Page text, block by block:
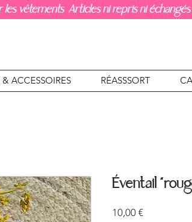
les vêtements Articles ni repris ni échangés
ACCESSOIRES RÉASSSORT
Éventail
10,00 €Prix